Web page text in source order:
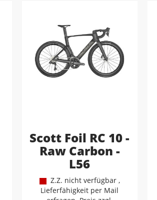
Scott Foil RC 10 -
Raw Carbon -
L56
Z.Z. nicht verfügbar ,
Lieferfähigkeit per Mail